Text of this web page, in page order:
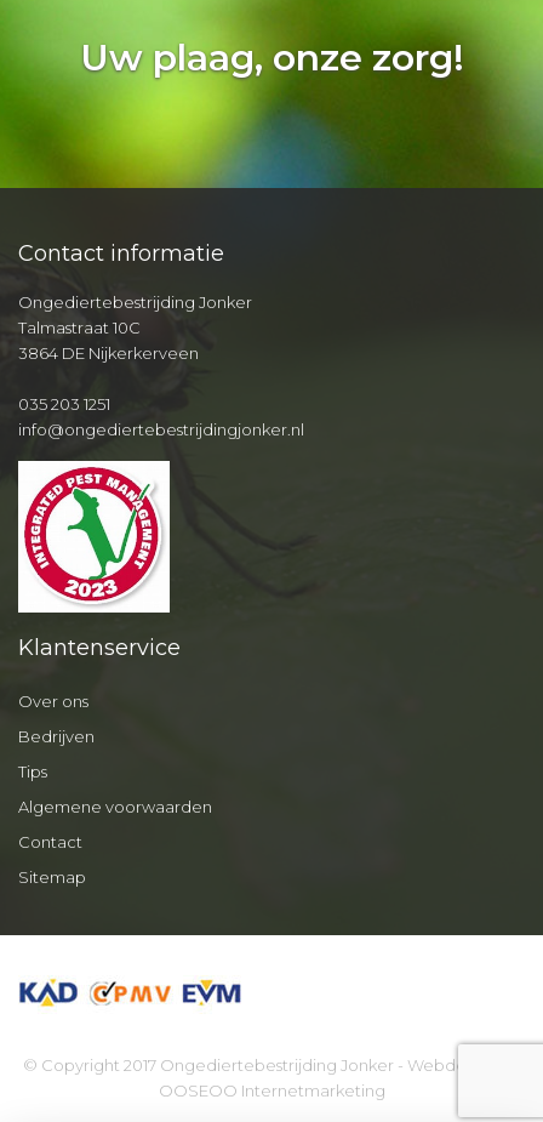
Uw plaag, onze zorg!
Contact informatie
Ongediertebestrijding Jonker
Talmastraat 10C
3864 DE Nijkerkerveen
035 203 1251
info@ongediertebestrijdingjonker.nl
Klantenservice
Over ons
Bedrijven
Tips
Algemene voorwaarden
Contact
Sitemap
© Copyright 2017 Ongediertebestrijding Jonker - Webdesign by
OOSEOO Internetmarketing